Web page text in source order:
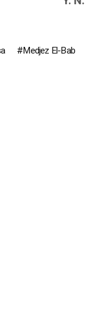
Medjez El-Bab